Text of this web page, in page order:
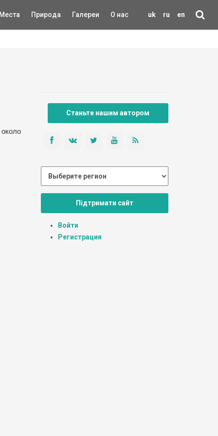
uk ru en
Места Природа Галереи О нас
Станьте нашим автором
Підтримати сайт
Войти
Регистрация